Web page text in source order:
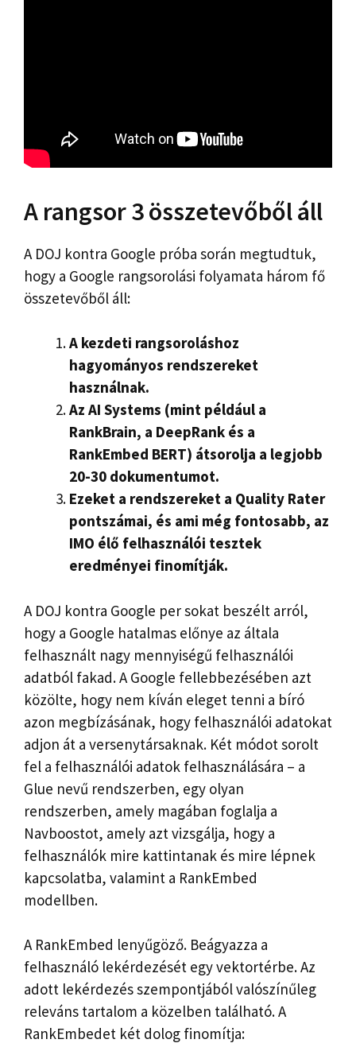
A rangsor 3 összetevőből áll
A DOJ kontra Google próba során megtudtuk,
hogy a Google rangsorolási folyamata három fő
összetevőből áll:
A kezdeti rangsoroláshoz
hagyományos rendszereket
használnak.
Az AI Systems (mint például a
RankBrain, a DeepRank és a
RankEmbed BERT) átsorolja a legjobb
20-30 dokumentumot.
Ezeket a rendszereket a Quality Rater
pontszámai, és ami még fontosabb, az
IMO élő felhasználói tesztek
eredményei finomítják.
A DOJ kontra Google per sokat beszélt arról,
hogy a Google hatalmas előnye az általa
felhasznált nagy mennyiségű felhasználói
adatból fakad. A Google fellebbezésében azt
közölte, hogy nem kíván eleget tenni a bíró
azon megbízásának, hogy felhasználói adatokat
adjon át a versenytársaknak. Két módot sorolt ​​
fel a felhasználói adatok felhasználására – a
Glue nevű rendszerben, egy olyan
rendszerben, amely magában foglalja a
Navboostot, amely azt vizsgálja, hogy a
felhasználók mire kattintanak és mire lépnek
kapcsolatba, valamint a RankEmbed
modellben.
A RankEmbed lenyűgöző. Beágyazza a
felhasználó lekérdezését egy vektortérbe. Az
adott lekérdezés szempontjából valószínűleg
releváns tartalom a közelben található. A
RankEmbedet két dolog finomítja: